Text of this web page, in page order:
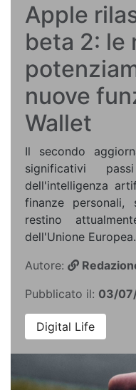
Apple
beta 2: le
nuove
Wallet
Il secondo
significativi
dell'intelligenza
finanze personali,
restino
dell'Unione Europea.
Autore:
Pubblicato il: 03/
Digital Life